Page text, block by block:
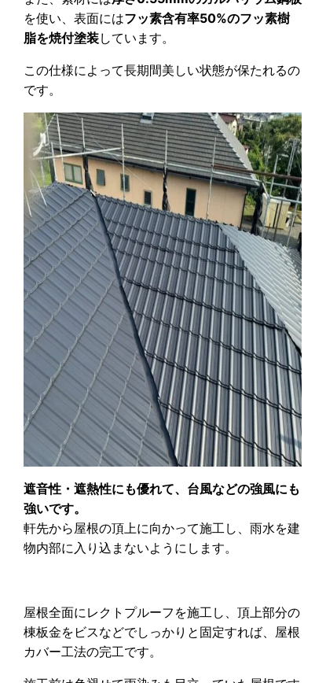
を使い、表面にはフッ素含有率50%のフッ素樹
脂を焼付塗装しています。
この仕様によって長期間美しい状態が保たれるの
です。
遮音性・遮熱性にも優れて、台風などの強風にも
強いです。
軒先から屋根の頂上に向かって施工し、雨水を建
物内部に入り込まないようにします。
屋根全面にレクトプルーフを施工し、頂上部分の
棟板金をビスなどでしっかりと固定すれば、屋根
カバー工法の完工です。